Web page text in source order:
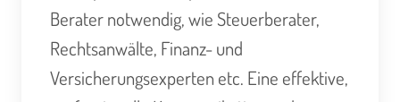
Berater notwendig, wie Steuerberater,
Rechtsanwälte, Finanz- und
Versicherungsexperten etc. Eine effektive,